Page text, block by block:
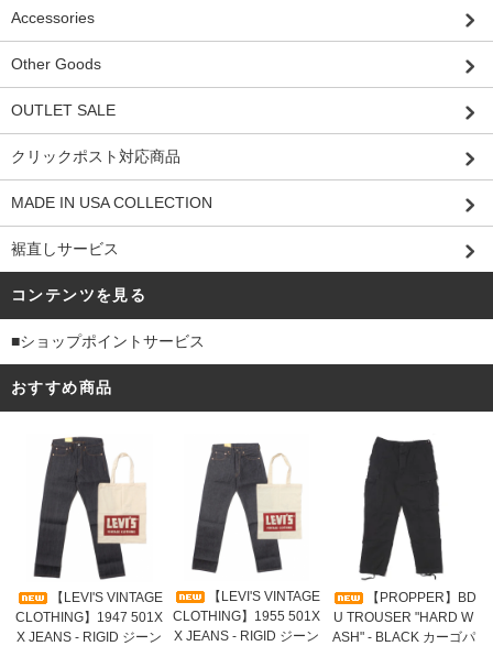
Accessories
Other Goods
OUTLET SALE
クリックポスト対応商品
MADE IN USA COLLECTION
裾直しサービス
コンテンツを見る
■ショップポイントサービス
おすすめ商品
【LEVI'S VINTAGE
CLOTHING】1947 501X
X JEANS - RIGID ジーン
【LEVI'S VINTAGE
CLOTHING】1955 501X
X JEANS - RIGID ジーン
【PROPPER】BD
U TROUSER "HARD W
ASH" - BLACK カーゴパ